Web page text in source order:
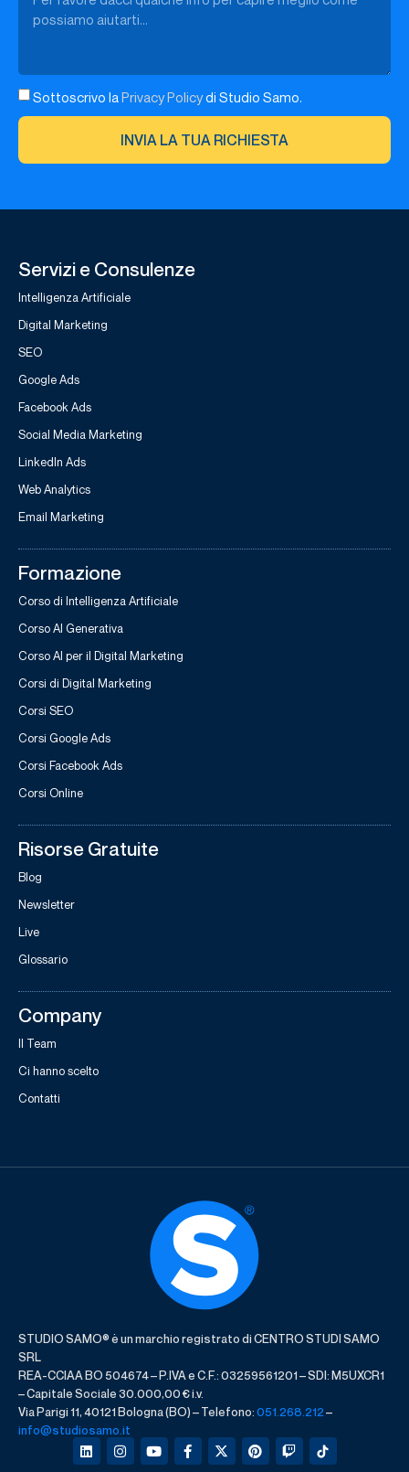
Sottoscrivo laPrivacy Policydi Studio Samo.
INVIA LA TUA RICHIESTA
Servizi e Consulenze
Intelligenza Artificiale
Digital Marketing
SEO
Google Ads
Facebook Ads
Social Media Marketing
LinkedIn Ads
Web Analytics
Email Marketing
Formazione
Corso di Intelligenza Artificiale
Corso AI Generativa
Corso AI per il Digital Marketing
Corsi di Digital Marketing
Corsi SEO
Corsi Google Ads
Corsi Facebook Ads
Corsi Online
Risorse Gratuite
Blog
Newsletter
Live
Glossario
Company
Il Team
Ci hanno scelto
Contatti
STUDIO SAMO® è un marchio registrato di CENTRO STUDI SAMO
SRL
REA-CCIAA BO 504674 – P.IVA e C.F.: 03259561201 – SDI: M5UXCR1
– Capitale Sociale 30.000,00 € i.v.
Via Parigi 11, 40121 Bologna (BO) – Telefono:051.268.212–
info@studiosamo.it